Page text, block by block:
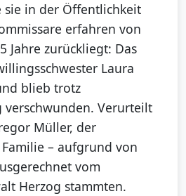
sie in der Öffentlichkeit
erfahren von
Jahre zurückliegt: Das
Laura
blieb trotz
verschwunden. Verurteilt
Müller, der
– aufgrund von
vom
Herzog stammten.